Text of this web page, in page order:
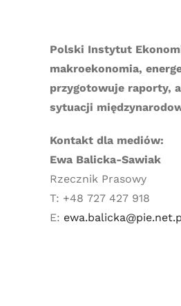
Polski Instytut
makroekonomia,
przygotowuje raporty,
sytuacji
Kontakt dla mediów:
Ewa Balicka-Sawiak
Rzecznik Prasowy
T: +48 727 427 918
E: